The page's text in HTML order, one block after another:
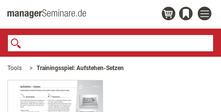
Tools Trainingsspiel: Aufstehen-Setzen